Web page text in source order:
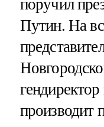
поручил
Путин. На
производит